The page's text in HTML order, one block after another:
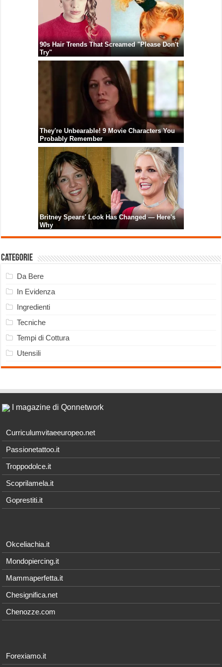
Categorie
Da Bere
In Evidenza
Ingredienti
Tecniche
Tempi di Cottura
Utensili
I magazine di Qonnetwork
Curriculumvitaeeuropeo.net
Passionetattoo.it
Troppodolce.it
Scoprilamela.it
Goprestiti.it
Okceliachia.it
Mondopiercing.it
Mammaperfetta.it
Chesignifica.net
Chenozze.com
Forexiamo.it